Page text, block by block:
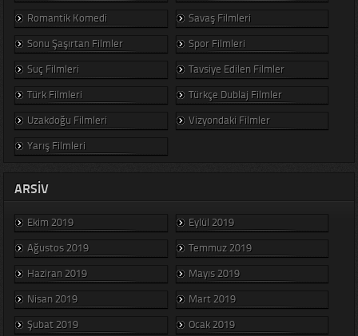
Romantik Komedi
Savaş Filmleri
Sonu Şaşırtan Filmler
Spor Filmleri
Suç Filmleri
Tavsiye Edilen Filmler
Türk Filmleri
Türkçe Dublaj Filmler
Uzakdoğu Filmleri
Vizyondaki Filmler
Yarış Filmleri
ARSIV
Ekim 2019
Eylül 2019
Ağustos 2019
Temmuz 2019
Haziran 2019
Mayıs 2019
Nisan 2019
Mart 2019
Şubat 2019
Ocak 2019